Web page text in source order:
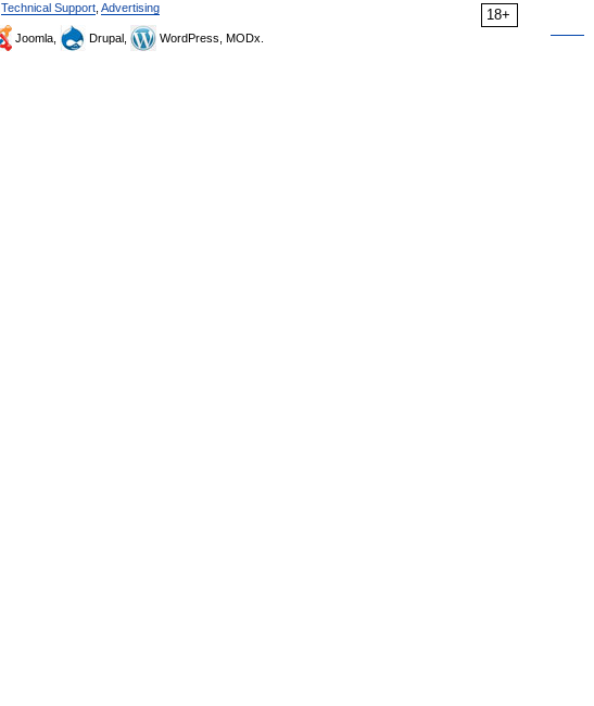
18+
Technical Support Advertising
Joomla, Drupal, WordPress, MODx.